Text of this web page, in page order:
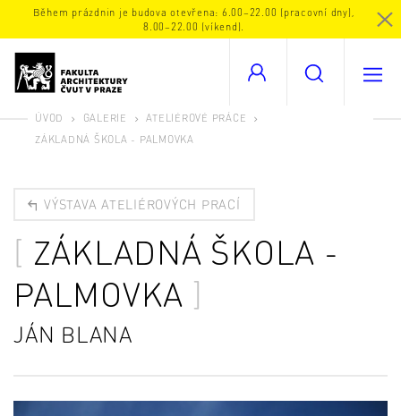
Během prázdnin je budova otevřena: 6.00–22.00 (pracovní dny),
8.00–22.00 (víkend).
ÚVOD GALERIE
ATELIÉROVÉ PRÁCE
ZÁKLADNÁ ŠKOLA - PALMOVKA
VÝSTAVA ATELIÉROVÝCH PRACÍ
ZÁKLADNÁ ŠKOLA -
PALMOVKA
JÁN BLANA